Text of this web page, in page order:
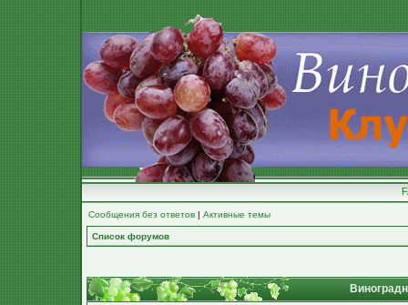
Сообщения без ответов | Активные темы
Список форумов